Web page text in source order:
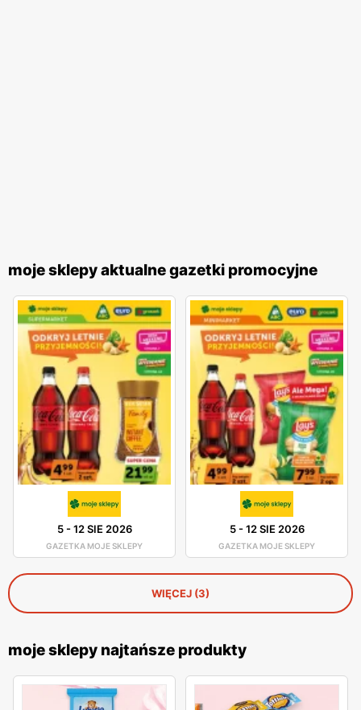
moje sklepy aktualne gazetki promocyjne
5-12 SIE 2026
GAZETKA MOJE SKLEPY
5-12 SIE 2026
GAZETKA MOJE SKLEPY
WIĘCEJ (3)
moje sklepy najtańsze produkty